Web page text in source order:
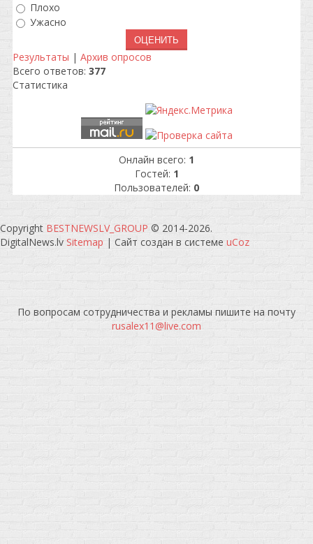
Плохо
Ужасно
Результаты | Архив опросов
Всего ответов: 377
Статистика
Онлайн всего: 1
Гостей: 1
Пользователей: 0
Copyright BESTNEWSLV_GROUP © 2014-2026.
DigitalNews.lv Sitemap | Сайт создан в системе uCoz
По вопросам сотрудничества и рекламы пишите на почту
rusalex11@live.com